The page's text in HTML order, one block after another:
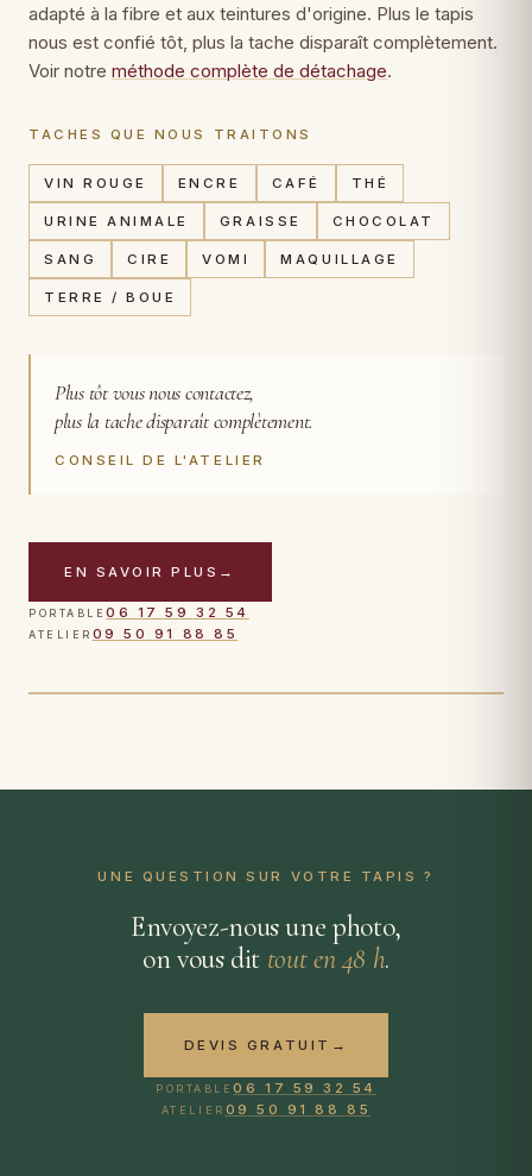
adapté à la fibre et aux teintures d'origine. Plus le tapis
nous est confié tôt, plus la tache disparaît complètement.
Voir notre méthode complète de détachage.
TACHES QUE NOUS TRAITONS
VIN ROUGE ENCRE CAFÉ THÉ
URINE ANIMALE GRAISSE CHOCOLAT
SANG CIRE VOMI MAQUILLAGE
TERRE / BOUE
Plus tôt vous nous contactez,
plus la tache disparaît complètement.
CONSEIL DE L'ATELIER
EN SAVOIR PLUS →
PORTABLE06 17 59 32 54
ATELIER 09 50 91 88 85
CAS TRAITÉ
Tapis persan · tache de vin rouge · 24 h après intervention
UNE QUESTION SUR VOTRE TAPIS ?
Envoyez-nous une photo,
on vous dit tout en 48 h.
DEVIS GRATUIT →
PORTABLE06 17 59 32 54
ATELIER 09 50 91 88 85